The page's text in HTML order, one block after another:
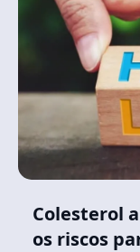
Colesterol
os riscos